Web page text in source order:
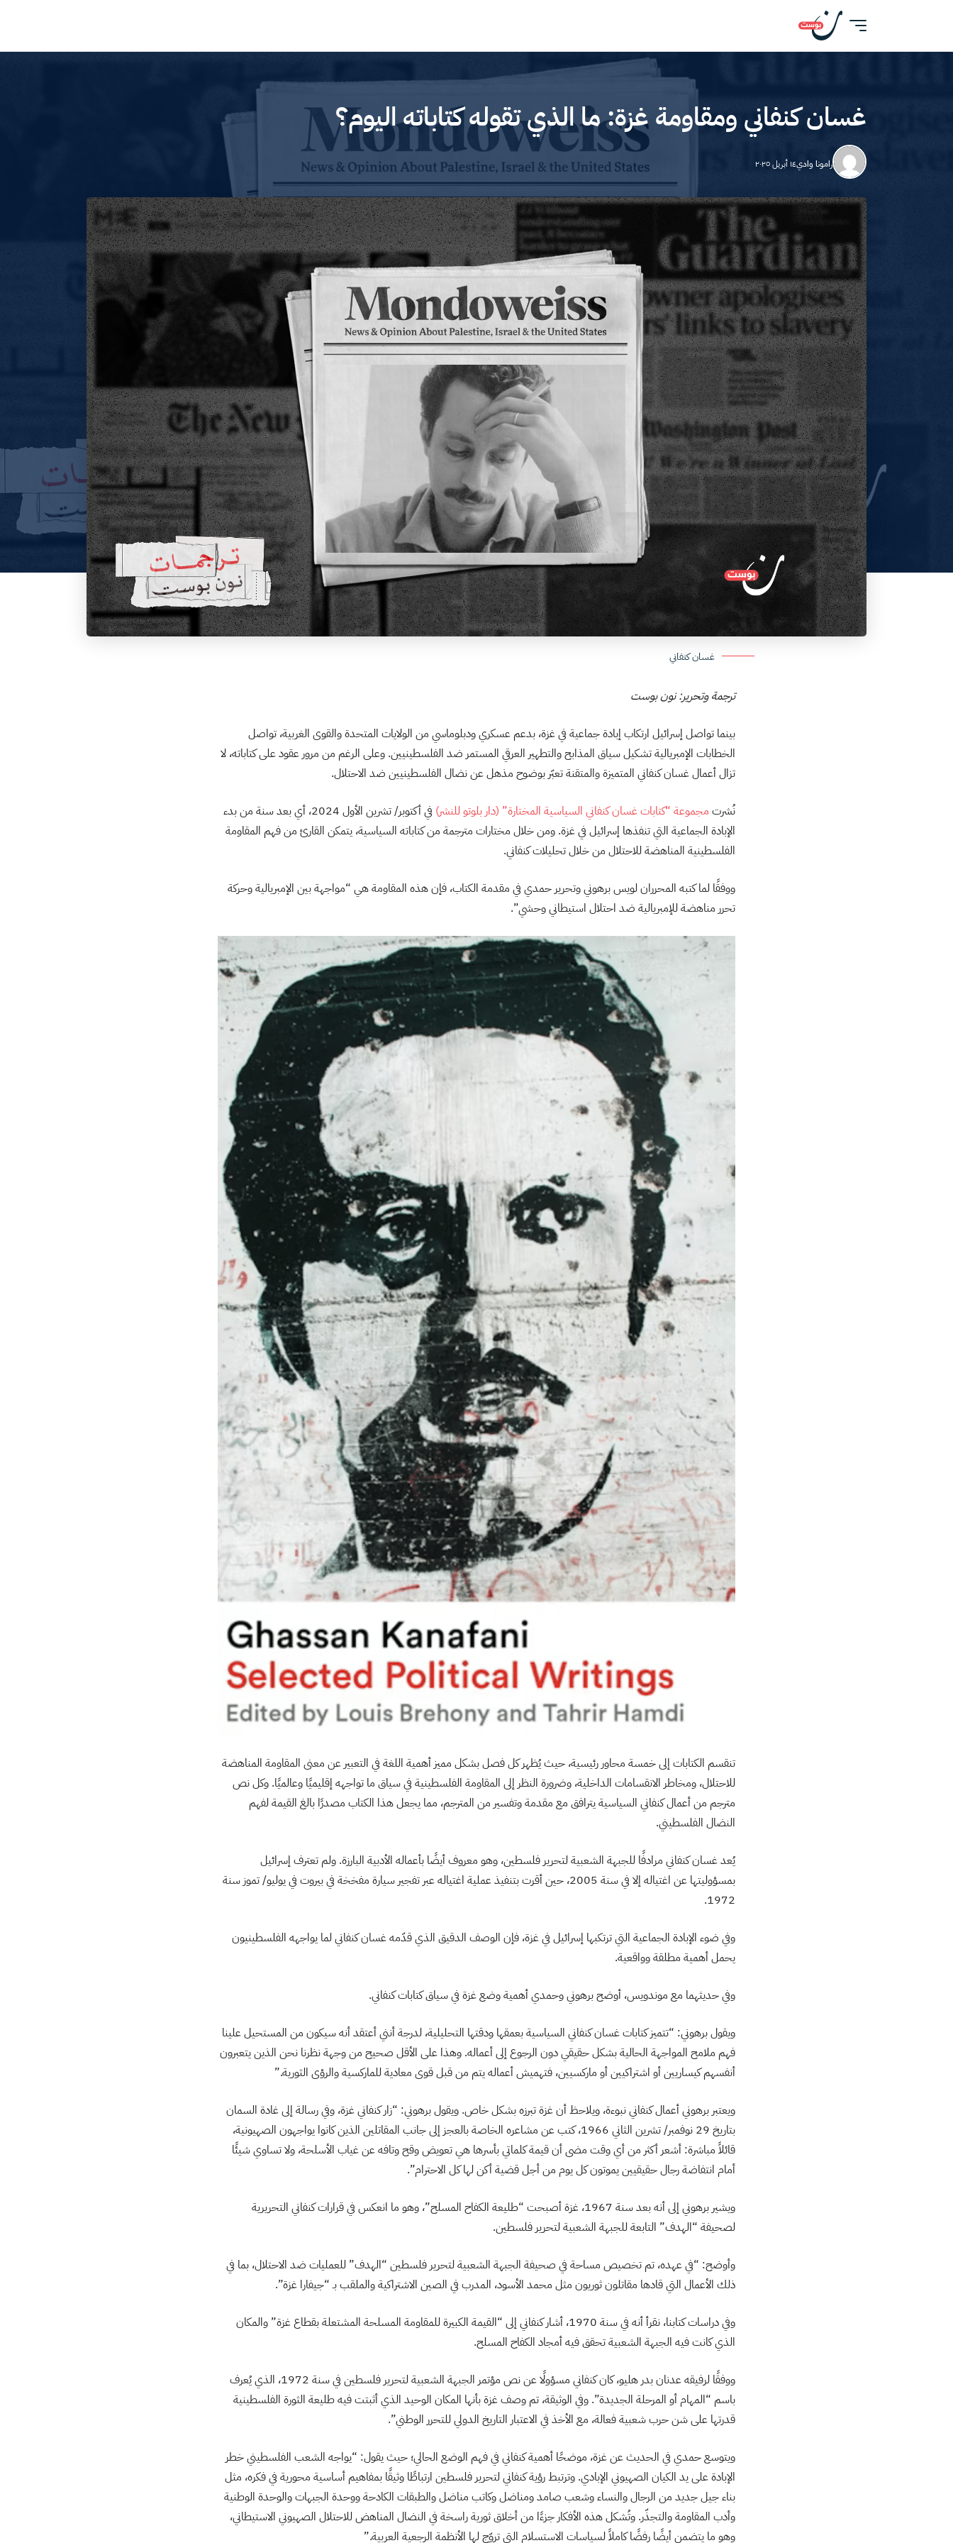
غسان كنفاني ومقاومة غزة: ما الذي تقوله كتاباته اليوم؟
رامونا وادي١٤ أبريل ٢٠٢٥
غسان كنفاني
ترجمة وتحرير: نون بوست
بينما تواصل إسرائيل ارتكاب إبادة جماعية في غزة، بدعم عسكري ودبلوماسي من الولايات المتحدة والقوى الغربية، تواصل
الخطابات الإمبريالية تشكيل سياق المذابح والتطهير العرقي المستمر ضد الفلسطينيين. وعلى الرغم من مرور عقود على كتاباته، لا
تزال أعمال غسان كنفاني المتميزة والمتقنة تعبّر بوضوح مذهل عن نضال الفلسطينيين ضد الاحتلال.
نُشرت مجموعة “كتابات غسان كنفاني السياسية المختارة” (دار بلوتو للنشر)
في أكتوبر/ تشرين الأول 2024، أي بعد سنة من بدء
الإبادة الجماعية التي تنفذها إسرائيل في غزة. ومن خلال مختارات مترجمة من كتاباته السياسية، يتمكن القارئ من فهم المقاومة
الفلسطينية المناهضة للاحتلال من خلال تحليلات كنفاني.
ووفقًا لما كتبه المحرران لويس برهوني وتحرير حمدي في مقدمة الكتاب، فإن هذه المقاومة هي “مواجهة بين الإمبريالية وحركة
تحرر مناهضة للإمبريالية ضد احتلال استيطاني وحشي”.
تنقسم الكتابات إلى خمسة محاور رئيسية، حيث يُظهر كل فصل بشكل مميز أهمية اللغة في التعبير عن معنى المقاومة المناهضة
للاحتلال، ومخاطر الانقسامات الداخلية، وضرورة النظر إلى المقاومة الفلسطينية في سياق ما تواجهه إقليميًا وعالميًا. وكل نص
مترجم من أعمال كنفاني السياسية يترافق مع مقدمة وتفسير من المترجم، مما يجعل هذا الكتاب مصدرًا بالغ القيمة لفهم
النضال الفلسطيني.
يُعد غسان كنفاني مرادفًا للجبهة الشعبية لتحرير فلسطين، وهو معروف أيضًا بأعماله الأدبية البارزة. ولم تعترف إسرائيل
بمسؤوليتها عن اغتياله إلا في سنة 2005، حين أقرت بتنفيذ عملية اغتياله عبر تفجير سيارة مفخخة في بيروت في يوليو/ تموز سنة
1972.
وفي ضوء الإبادة الجماعية التي ترتكبها إسرائيل في غزة، فإن الوصف الدقيق الذي قدّمه غسان كنفاني لما يواجهه الفلسطينيون
يحمل أهمية مطلقة وواقعية.
وفي حديثهما مع موندويس، أوضح برهوني وحمدي أهمية وضع غزة في سياق كتابات كنفاني.
ويقول برهوني: “تتميز كتابات غسان كنفاني السياسية بعمقها ودقتها التحليلية، لدرجة أنني أعتقد أنه سيكون من المستحيل علينا
فهم ملامح المواجهة الحالية بشكل حقيقي دون الرجوع إلى أعماله. وهذا على الأقل صحيح من وجهة نظرنا نحن الذين يتعبرون
أنفسهم كيساريين أو اشتراكيين أو ماركسيين، فتهميش أعماله يتم من قبل قوى معادية للماركسية والرؤى الثورية.”
ويعتبر برهوني أعمال كنفاني نبوءة، ويلاحظ أن غزة تبرزه بشكل خاص. ويقول برهوني: “زار كنفاني غزة، وفي رسالة إلى غادة السمان
بتاريخ 29 نوفمبر/ تشرين الثاني 1966، كتب عن مشاعره الخاصة بالعجز إلى جانب المقاتلين الذين كانوا يواجهون الصهيونية،
قائلاً مباشرة: أشعر أكثر من أي وقت مضى أن قيمة كلماتي بأسرها هي تعويض وقح وتافه عن غياب الأسلحة، ولا تساوي شيئًا
أمام انتفاضة رجال حقيقيين يموتون كل يوم من أجل قضية أكن لها كل الاحترام”.
ويشير برهوني إلى أنه بعد سنة 1967، غزة أصبحت “طليعة الكفاح المسلح”، وهو ما انعكس في قرارات كنفاني التحريرية
لصحيفة “الهدف” التابعة للجبهة الشعبية لتحرير فلسطين.
وأوضح: “في عهده، تم تخصيص مساحة في صحيفة الجبهة الشعبية لتحرير فلسطين “الهدف” للعمليات ضد الاحتلال، بما في
ذلك الأعمال التي قادها مقاتلون ثوريون مثل محمد الأسود، المدرب في الصين الاشتراكية والملقب بـ “جيفارا غزة”.
وفي دراسات كتابنا، نقرأ أنه في سنة 1970، أشار كنفاني إلى “القيمة الكبيرة للمقاومة المسلحة المشتعلة بقطاع غزة” والمكان
الذي كانت فيه الجبهة الشعبية تحقق فيه أمجاد الكفاح المسلح.
ووفقًا لرفيقه عدنان بدر هليو، كان كنفاني مسؤولًا عن نص مؤتمر الجبهة الشعبية لتحرير فلسطين في سنة 1972، الذي يُعرف
باسم “المهام أو المرحلة الجديدة”. وفي الوثيقة، تم وصف غزة بأنها المكان الوحيد الذي أثبتت فيه طليعة الثورة الفلسطينية
قدرتها على شن حرب شعبية فعالة، مع الأخذ في الاعتبار التاريخ الدولي للتحرر الوطني”.
ويتوسع حمدي في الحديث عن غزة، موضحًا أهمية كنفاني في فهم الوضع الحالي؛ حيث يقول: “يواجه الشعب الفلسطيني خطر
الإبادة على يد الكيان الصهيوني الإبادي. وترتبط رؤية كنفاني لتحرير فلسطين ارتباطًا وثيقًا بمفاهيم أساسية محورية في فكره، مثل
بناء جيل جديد من الرجال والنساء وشعب صامد ومناضل وكاتب مناضل والطبقات الكادحة ووحدة الجبهات والوحدة الوطنية
وأدب المقاومة والتجذّر. وتُشكل هذه الأفكار جزءًا من أخلاق ثورية راسخة في النضال المناهض للاحتلال الصهيوني الاستيطاني،
وهو ما يتضمن أيضًا رفضًا كاملاً لسياسات الاستسلام التي تروّج لها الأنظمة الرجعية العربية.”